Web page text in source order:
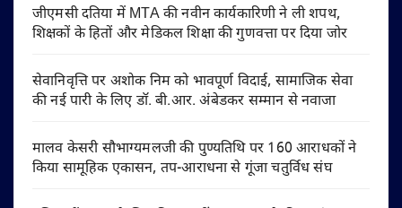
जीएमसी दतिया में MTA की नवीन कार्यकारिणी ने ली शपथ,
शिक्षकों के हितों और मेडिकल शिक्षा की गुणवत्ता पर दिया जोर
सेवानिवृत्ति पर अशोक निम को भावपूर्ण विदाई, सामाजिक सेवा
की नई पारी के लिए डॉ. बी.आर. अंबेडकर सम्मान से नवाजा
मालव केसरी सौभाग्यमलजी की पुण्यतिथि पर 160 आराधकों ने
किया सामूहिक एकासन, तप-आराधना से गूंजा चतुर्विध संघ